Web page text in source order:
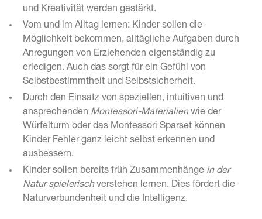
und Kreativität werden gestärkt.
Vom und im Alltag lernen: Kinder sollen die
Möglichkeit bekommen, alltägliche Aufgaben durch
Anregungen von Erziehenden eigenständig zu
erledigen. Auch das sorgt für ein Gefühl von
Selbstbestimmtheit und Selbstsicherheit.
Durch den Einsatz von speziellen, intuitiven und
ansprechenden Montessori-Materialienwie der
Würfelturm oder das Montessori Sparset können
Kinder Fehler ganz leicht selbst erkennen und
ausbessern.
Kinder sollen bereits früh Zusammenhänge in der
Natur spielerischverstehen lernen. Dies fördert die
Naturverbundenheit und die Intelligenz.